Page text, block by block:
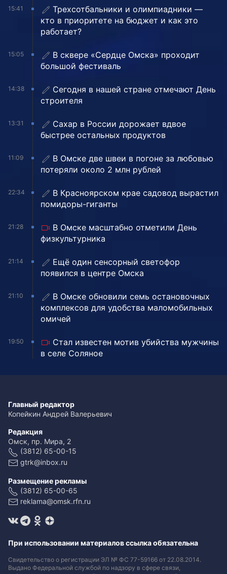
15:41
Трехсотбальники и олимпиадники —
кто в приоритете на бюджет и как это
работает?
15:05
В сквере «Сердце Омска» проходит
большой фестиваль
14:38
Сегодня в нашей стране отмечают День
строителя
13:31
Сахар в России дорожает вдвое
быстрее остальных продуктов
11:09
В Омске две швеи в погоне за любовью
потеряли около 2 млн рублей
22:34
В Красноярском крае садовод вырастил
помидоры-гиганты
21:28
В Омске масштабно отметили День
физкультурника
21:14
Ещё один сенсорный светофор
появился в центре Омска
21:10
В Омске обновили семь остановочных
комплексов для удобства маломобильных
омичей
19:50
Стал известен мотив убийства мужчины
в селе Соляное
Главный редактор
Копейкин Андрей Валерьевич
Редакция
Омск, пр. Мира, 2
(3812) 65-00-15
gtrk@inbox.ru
Размещение рекламы
(3812) 65-00-65
reklama@omsk.rfn.ru
При использовании материалов ссылка обязательна
Свидетельство о регистрации ЭЛ № ФС 77-59166 от 22.08.2014.
Выдано Федеральной службой по надзору в сфере связи,